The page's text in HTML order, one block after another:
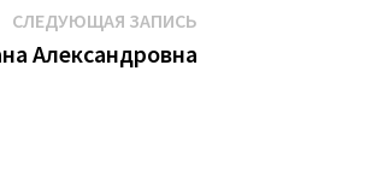
СЛЕДУЮЩАЯ ЗАПИСЬСледующая
запись:
Александровна